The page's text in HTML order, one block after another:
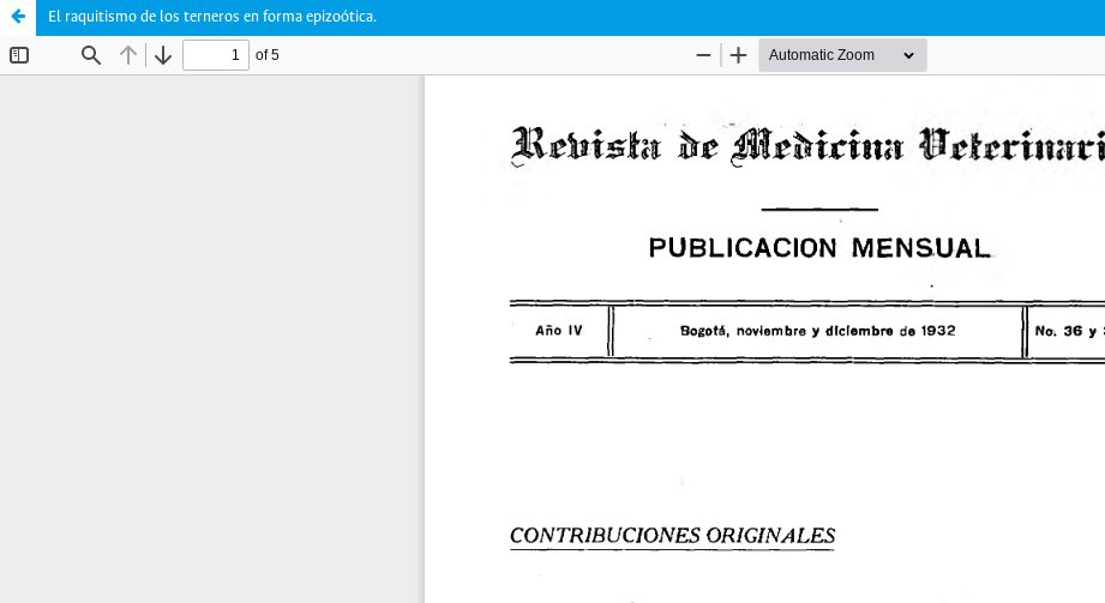
El raquitismo de los terneros en forma epizoótica.